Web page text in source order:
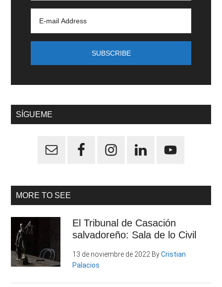
SÍGUEME
MORE TO SEE
El Tribunal de Casación
salvadoreño: Sala de lo Civil
13 de noviembre de 2022 ByCristian
Palacios